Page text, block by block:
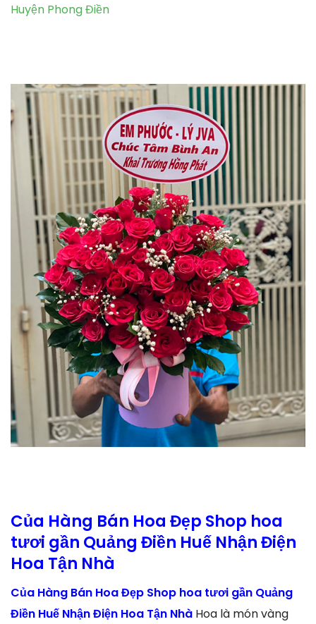
Huyện Phong Điền
Của Hàng Bán Hoa Đẹp Shop hoa
tươi gần Quảng Điền Huế Nhận Điện
Hoa Tận Nhà
Của Hàng Bán Hoa Đẹp Shop hoa tươi gần Quảng
Điền Huế Nhận Điện Hoa Tận Nhà Hoa là món vàng